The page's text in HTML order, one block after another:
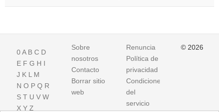
0A B C D
E F G H I
J K L M
N O P Q R
S T U V W
X Y Z
Sobre
nosotros
Contacto
Borrar sitio
web
Renuncia
Política de
privacidad
Condiciones
del
servicio
© 2026